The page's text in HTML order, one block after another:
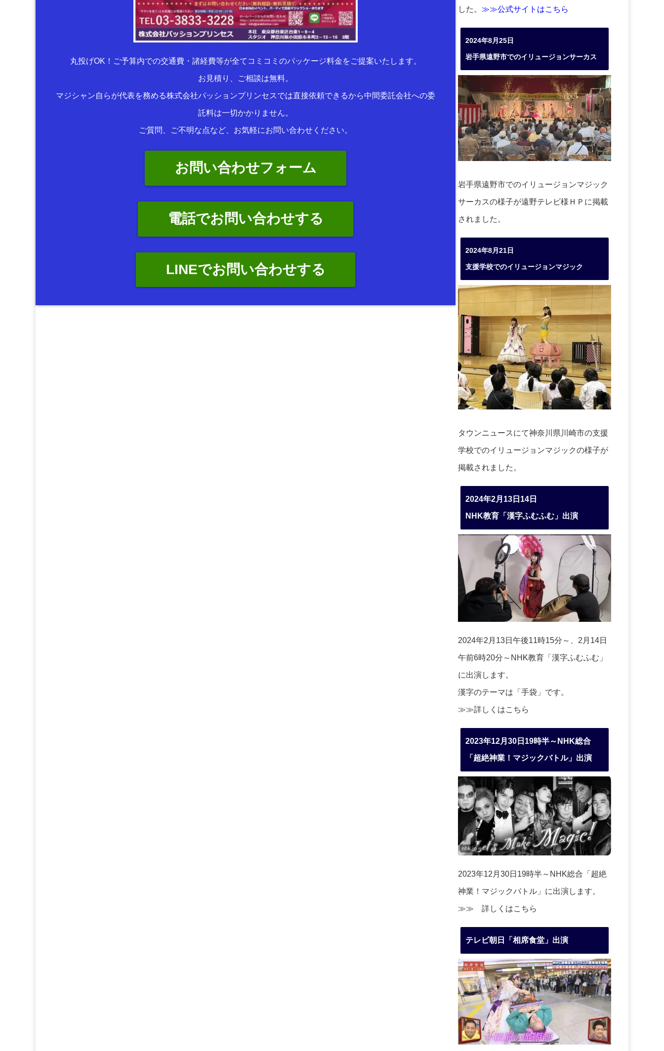
丸投げOK！ご予算内での交通費・諸経費等が全てコミコミのパッケージ料金をご提案いたします。
お見積り、ご相談は無料。
マジシャン自らが代表を務める株式会社パッションプリンセスでは直接依頼できるから中間委託会社への委
託料は一切かかりません。
ご質問、ご不明な点など、お気軽にお問い合わせください。
お問い合わせフォーム
電話でお問い合わせする
LINEでお問い合わせする
した。 ≫≫公式サイトはこちら
2024年8月25日
岩手県遠野市でのイリュージョンサーカス
岩手県遠野市でのイリュージョンマジック
サーカスの様子が遠野テレビ様ＨＰに掲載
されました。
2024年8月21日
支援学校でのイリュージョンマジック
タウンニュースにて神奈川県川崎市の支援
学校でのイリュージョンマジックの様子が
掲載されました。
2024年2月13日14日
NHK教育「漢字ふむふむ」出演
2024年2月13日午後11時15分～、2月14日
午前6時20分～NHK教育「漢字ふむふむ」
に出演します。
漢字のテーマは「手袋」です。
≫≫詳しくはこちら
2023年12月30日19時半～NHK総合
「超絶神業！マジックバトル」出演
2023年12月30日19時半～NHK総合「超絶
神業！マジックバトル」に出演します。
≫≫ 詳しくはこちら
テレビ朝日「相席食堂」出演